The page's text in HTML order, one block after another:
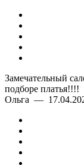
Замечательный
подборе платья!!!!
Ольга —